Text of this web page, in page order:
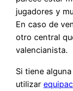
jugadores y
En caso de
otro central
valencianista.
Si tiene
utilizar